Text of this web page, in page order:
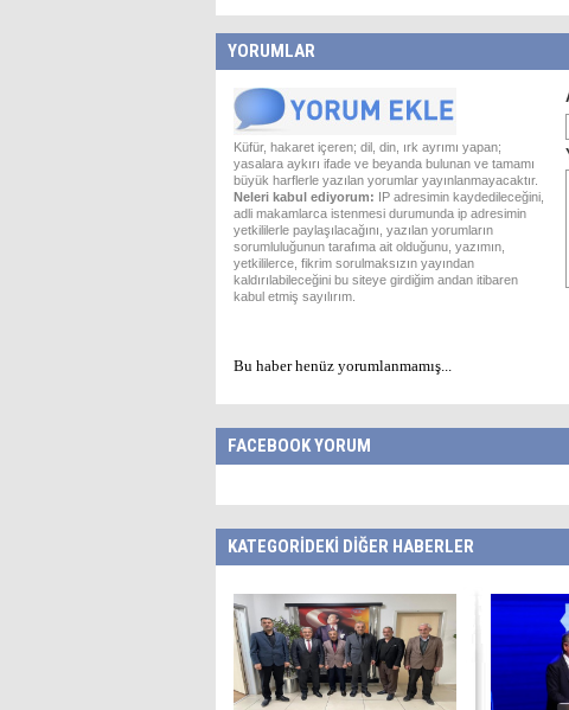
YORUMLAR
Küfür, hakaret içeren; dil, din, ırk ayrımı yapan;
yasalara aykırı ifade ve beyanda bulunan ve tamamı
büyük harflerle yazılan yorumlar yayınlanmayacaktır.
Neleri kabul ediyorum: IP adresimin kaydedileceğini,
adli makamlarca istenmesi durumunda ip adresimin
yetkililerle paylaşılacağını, yazılan yorumların
sorumluluğunun tarafıma ait olduğunu, yazımın,
yetkililerce, fikrim sorulmaksızın yayından
kaldırılabileceğini bu siteye girdiğim andan itibaren
kabul etmiş sayılırım.
Bu haber henüz yorumlanmamış...
FACEBOOK YORUM
KATEGORİDEKİ DİĞER HABERLER